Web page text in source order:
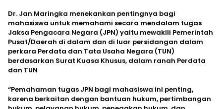
Dr. Jan Maringka menekankan pentingnya bagi
mahasiswa untuk memahami secara mendalam tugas
Jaksa Pengacara Negara (JPN) yaitu mewakili Pemerintah
Pusat/Daerah di dalam dan di luar persidangan dalam
perkara Perdata dan Tata Usaha Negara (TUN)
berdasarkan Surat Kuasa Khusus, dalam ranah Perdata
dan TUN
“Pemahaman tugas JPN bagi mahasiswa ini penting,
karena berkaitan dengan bantuan hukum, pertimbangan